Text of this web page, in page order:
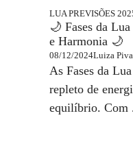
LUA PREVISÕES
🌙 Fases da
e Harmonia 🌙
08/12/2024Luiza Piva
As Fases da
repleto de
equilíbrio. Com